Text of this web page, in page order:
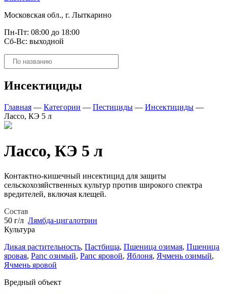
Московская обл., г. Лыткарино
Пн-Пт: 08:00 до 18:00
Сб-Вс: выходной
Поиск
товаров
Инсектициды
Главная — Категории — Пестициды — Инсектициды —
Лассо, КЭ 5 л
Лассо, КЭ 5 л
Контактно-кишечный инсектицид для защиты
сельскохозяйственных культур против широкого спектра
вредителей, включая клещей.
Состав
50 г/л Лямбда-цигалотрин
Культура
Дикая растительность, Пастбища, Пшеница озимая, Пшеница
яровая, Рапс озимый, Рапс яровой, Яблоня, Ячмень озимый,
Ячмень яровой
Вредный объект